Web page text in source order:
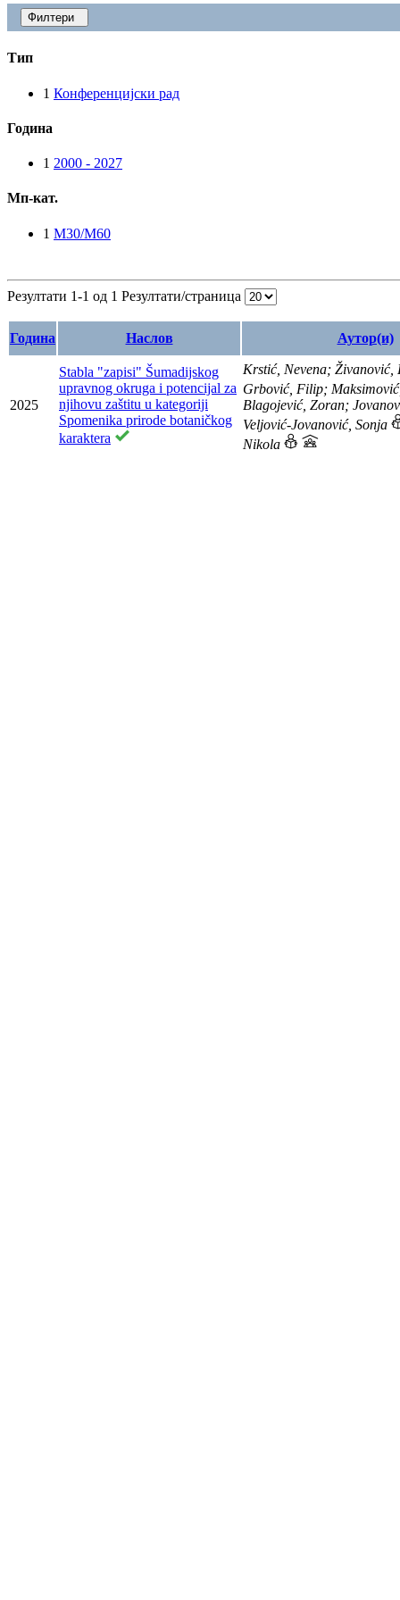
Филтери
Тип
1 Конференцијски рад
Година
1 2000 - 2027
Мп-кат.
1 M30/M60
Резултати 1-1 од 1 Резултати/страница
Година Наслов Аутор(и)
2025
Stabla "zapisi" Šumadijskog
upravnog okruga i potencijal za
njihovu zaštitu u kategoriji
Spomenika prirode botaničkog
karaktera
Krstić, Nevena;
Grbović, Filip;
Blagojević, Zoran;
Veljović-Jovanović, Sonja
Nikola